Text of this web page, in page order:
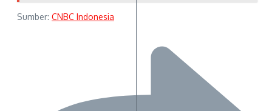
Sumber: CNBC Indonesia